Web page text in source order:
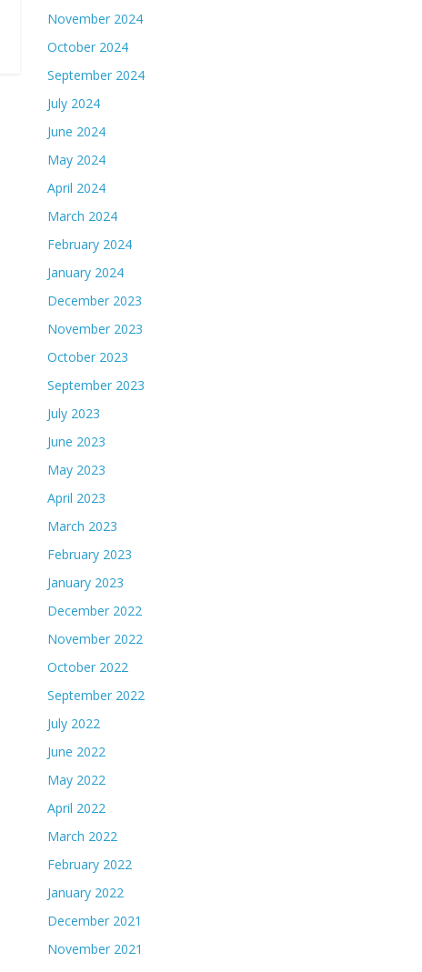
November 2024
October 2024
September 2024
July 2024
June 2024
May 2024
April 2024
March 2024
February 2024
January 2024
December 2023
November 2023
October 2023
September 2023
July 2023
June 2023
May 2023
April 2023
March 2023
February 2023
January 2023
December 2022
November 2022
October 2022
September 2022
July 2022
June 2022
May 2022
April 2022
March 2022
February 2022
January 2022
December 2021
November 2021